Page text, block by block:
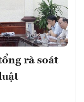
rà soát